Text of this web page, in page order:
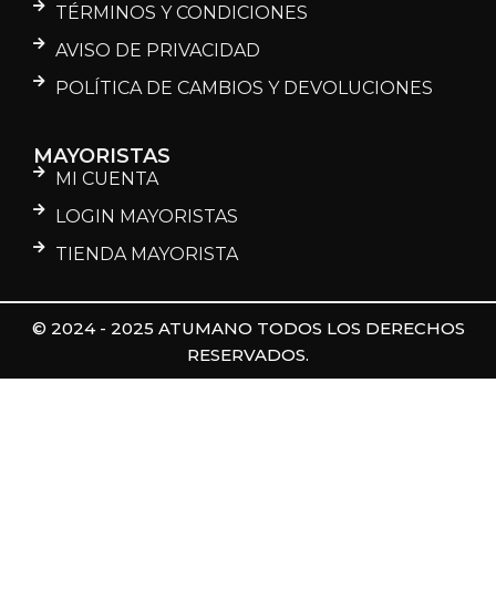
TÉRMINOS Y CONDICIONES
AVISO DE PRIVACIDAD
POLÍTICA DE CAMBIOS Y DEVOLUCIONES
MAYORISTAS
MI CUENTA
LOGIN MAYORISTAS
TIENDA MAYORISTA
© 2024 - 2025 ATUMANO TODOS LOS DERECHOS
RESERVADOS.